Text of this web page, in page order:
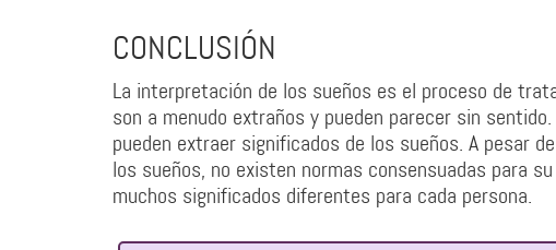
CONCLUSIÓN
La interpretación de los sueños es el proceso de
son a menudo extraños y pueden parecer sin
pueden extraer significados de los sueños. A pesar
los sueños, no existen normas consensuadas para
muchos significados diferentes para cada persona.